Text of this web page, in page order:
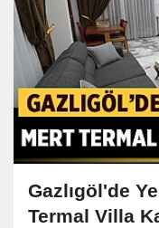
Gazlıgöl'de
Termal Villa